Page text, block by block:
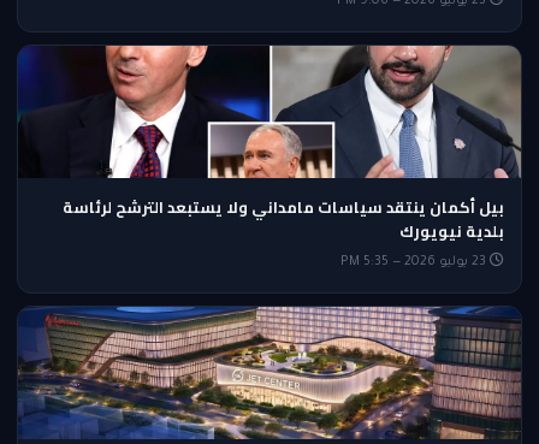
بيل أكمان ينتقد سياسات مامداني ولا يستبعد الترشح لرئاسة
بلدية نيويورك